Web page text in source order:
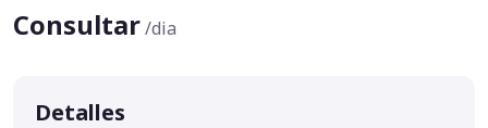
Consultar/dia
Detalles